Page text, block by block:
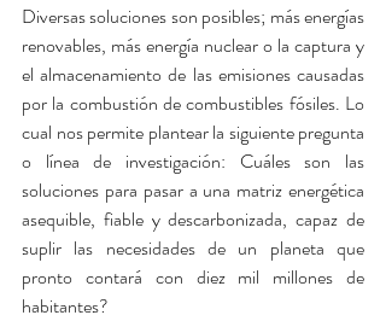
Diversas soluciones son posibles; más energías
renovables, más energía nuclear o la captura y
el almacenamiento de las emisiones causadas
por la combustión de combustibles fósiles. Lo
cual nos permite plantear la siguiente pregunta
o línea de investigación: Cuáles son las
soluciones para pasar a una matriz energética
asequible, fiable y descarbonizada, capaz de
suplir las necesidades de un planeta que
pronto contará con diez mil millones de
habitantes?